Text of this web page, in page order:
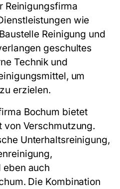
Reinigungsfirma
wie
Reinigung und
geschultes
Technik und
um
erzielen.
Bochum bietet
von Verschmutzung.
Unterhaltsreinigung,
auch
Die Kombination